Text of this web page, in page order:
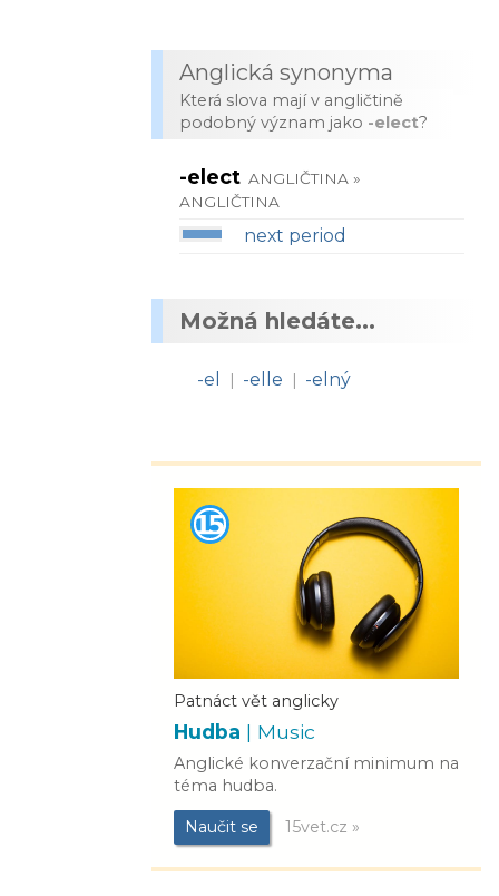
Anglická synonyma
Která slova mají v angličtině
podobný význam jako -elect?
-elect ANGLIČTINA »
ANGLIČTINA
next period
Možná hledáte...
-el | -elle | -elný
Patnáct vět anglicky
Hudba | Music
Anglické konverzační minimum na
téma hudba.
Naučit se 15vet.cz »